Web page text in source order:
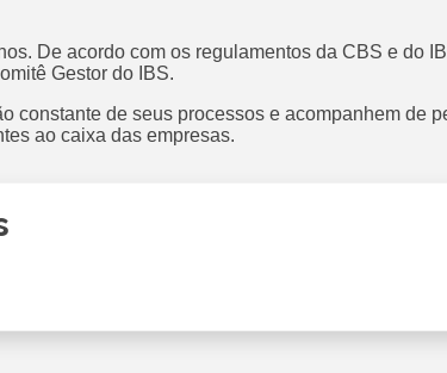
De acordo com os regulamentos da CBS e do
Gestor do IBS.
constante de seus processos e acompanhem de
ao caixa das empresas.